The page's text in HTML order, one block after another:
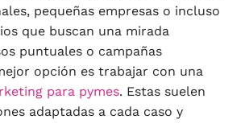
pequeñas empresas o incluso
que buscan una mirada
puntuales o campañas
opción es trabajar con una
para pymes. Estas suelen
adaptadas a cada caso y